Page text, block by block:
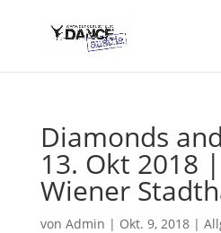
Diamonds
13. Okt 2018
Wiener
von Admin | Okt. 9, 2018|